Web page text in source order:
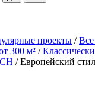
проекты /
300 м² /
/Европейский